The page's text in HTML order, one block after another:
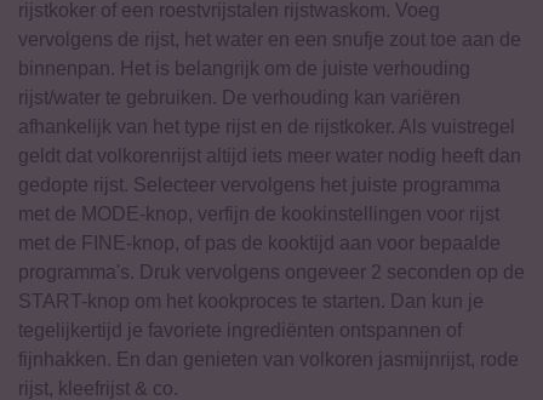
rijstkoker of een roestvrijstalen rijstwaskom. Voeg
vervolgens de rijst, het water en een snufje zout toe aan de
binnenpan. Het is belangrijk om de juiste verhouding
rijst/water te gebruiken. De verhouding kan variëren
afhankelijk van het type rijst en de rijstkoker. Als vuistregel
geldt dat volkorenrijst altijd iets meer water nodig heeft dan
gedopte rijst. Selecteer vervolgens het juiste programma
met de MODE-knop, verfijn de kookinstellingen voor rijst
met de FINE-knop, of pas de kooktijd aan voor bepaalde
programma's. Druk vervolgens ongeveer 2 seconden op de
START-knop om het kookproces te starten. Dan kun je
tegelijkertijd je favoriete ingrediënten ontspannen of
fijnhakken. En dan genieten van volkoren jasmijnrijst, rode
rijst, kleefrijst & co.